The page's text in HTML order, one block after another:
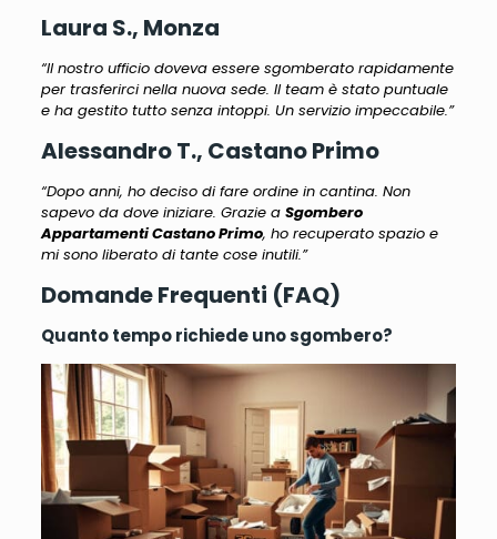
Laura S., Monza
“Il nostro ufficio doveva essere sgomberato rapidamente
per trasferirci nella nuova sede. Il team è stato puntuale
e ha gestito tutto senza intoppi. Un servizio impeccabile.”
Alessandro T., Castano Primo
“Dopo anni, ho deciso di fare ordine in cantina. Non
sapevo da dove iniziare. Grazie a Sgombero
Appartamenti Castano Primo, ho recuperato spazio e
mi sono liberato di tante cose inutili.”
Domande Frequenti (FAQ)
Quanto tempo richiede uno sgombero?